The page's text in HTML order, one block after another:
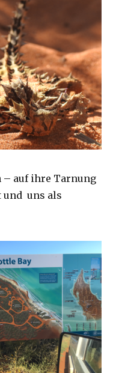
– auf ihre Tarnung
und uns als